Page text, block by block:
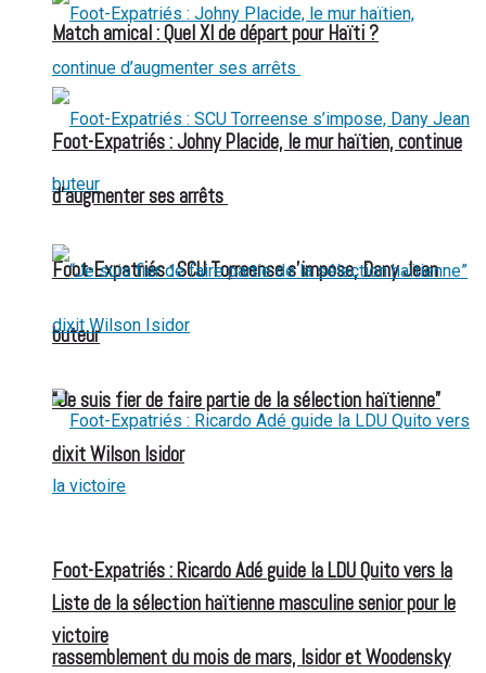
Match amical : Quel XI de départ pour Haïti ?
Foot-Expatriés : SCU Torreense s’impose, Dany Jean
buteur
Foot-Expatriés : Ricardo Adé guide la LDU Quito vers la
victoire
Foot-Expatriés : Johny Placide, le mur haïtien, continue
d’augmenter ses arrêts
“Je suis fier de faire partie de la sélection haïtienne”
dixit Wilson Isidor
Liste de la sélection haïtienne masculine senior pour le
rassemblement du mois de mars, Isidor et Woodensky